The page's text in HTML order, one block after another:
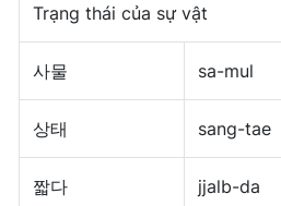
Trạng thái của sự vật
사물 sa-mul
상태 sang-tae
짧다 jjalb-da